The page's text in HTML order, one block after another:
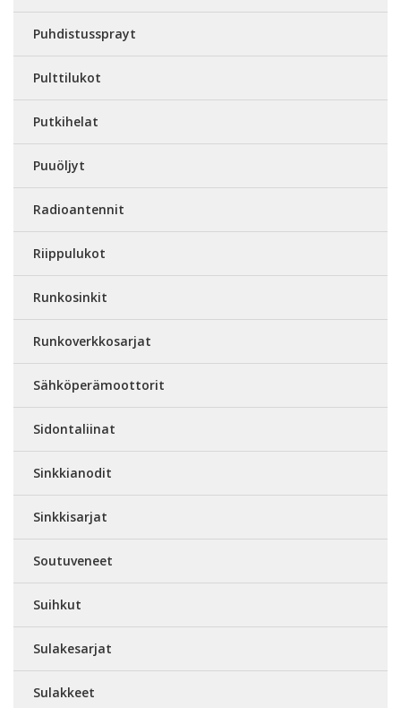
Puhdistussprayt
Pulttilukot
Putkihelat
Puuöljyt
Radioantennit
Riippulukot
Runkosinkit
Runkoverkkosarjat
Sähköperämoottorit
Sidontaliinat
Sinkkianodit
Sinkkisarjat
Soutuveneet
Suihkut
Sulakesarjat
Sulakkeet